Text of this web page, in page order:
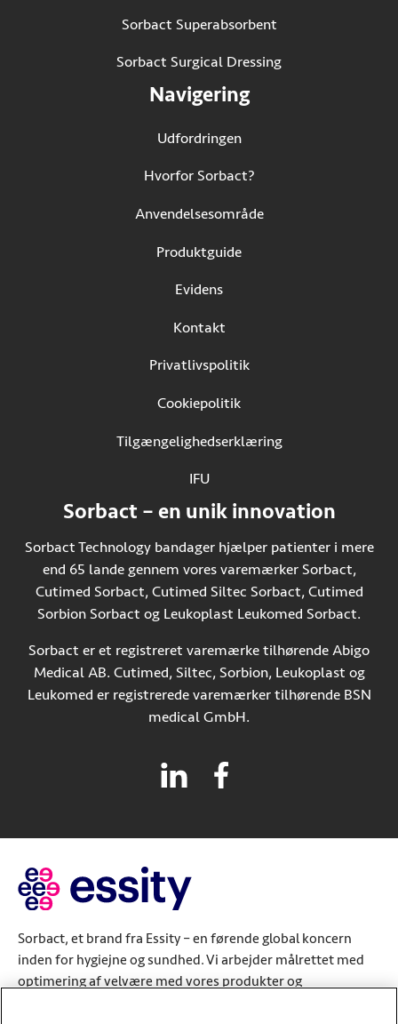
Sorbact Superabsorbent
Sorbact Surgical Dressing
Navigering
Udfordringen
Hvorfor Sorbact?
Anvendelsesområde
Produktguide
Evidens
Kontakt
Privatlivspolitik
Cookiepolitik
Tilgængelighedserklæring
IFU(Åbner i ny fane)
Sorbact – en unik innovation
Sorbact Technology bandager hjælper patienter i mere
end 65 lande gennem vores varemærker Sorbact,
Cutimed Sorbact, Cutimed Siltec Sorbact, Cutimed
Sorbion Sorbact og Leukoplast Leukomed Sorbact.
Sorbact er et registreret varemærke tilhørende Abigo
Medical AB. Cutimed, Siltec, Sorbion, Leukoplast og
Leukomed er registrerede varemærker tilhørende BSN
medical GmbH.
Sorbact, et brand fra Essity – en førende global koncern
inden for hygiejne og sundhed. Vi arbejder målrettet med
optimering af velvære med vores produkter og